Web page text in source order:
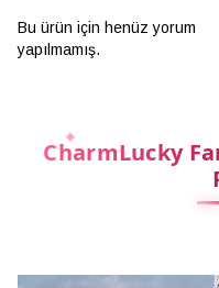
Bu ürün için henüz yorum
yapılmamış.
CharmLucky